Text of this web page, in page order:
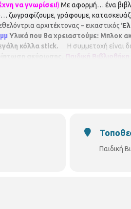
να γνωρίσει!) Με αφορμή… ένα
ζωγραφίζουμε, γράφουμε,
αρχιτέκτονας – εικαστικός
Υλικά που θα χρειαστούμε: Μπλοκ
κόλλα stick. Η συμμετοχή είναι
ακύρωσης.
Παιδική
Παιδική